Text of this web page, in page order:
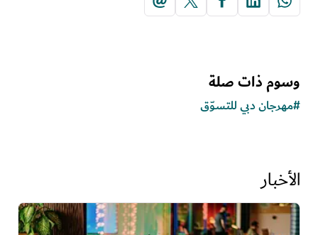
وسوم ذات صلة
مهرجان دبي للتسوّق
الأخبار